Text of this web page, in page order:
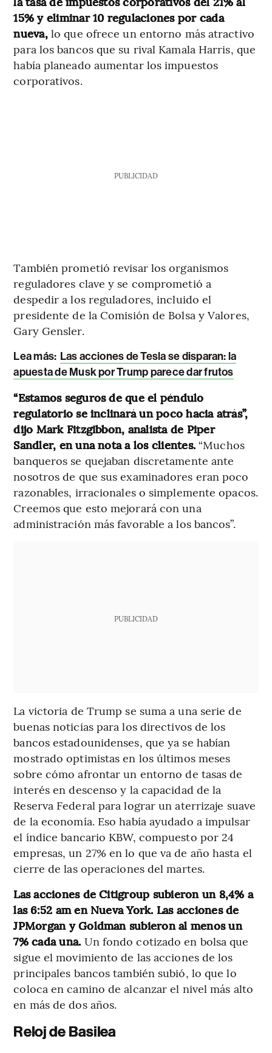
15% y eliminar 10 regulaciones por cada
nueva,lo que ofrece un entorno más atractivo
para los bancos que su rival Kamala Harris, que
había planeado aumentar los impuestos
corporativos.
PUBLICIDAD
También prometió revisar los organismos
reguladores clave y se comprometió a
despedir a los reguladores, incluido el
presidente de la Comisión de Bolsa y Valores,
Gary Gensler.
Lea más: Las acciones de Tesla se disparan: la
apuesta de Musk por Trump parece dar frutos
“Estamos seguros de que el péndulo
regulatorio se inclinará un poco hacia atrás”,
dijo Mark Fitzgibbon, analista de Piper
Sandler, en una nota a los clientes. “Muchos
banqueros se quejaban discretamente ante
nosotros de que sus examinadores eran poco
razonables, irracionales o simplemente opacos.
Creemos que esto mejorará con una
administración más favorable a los bancos”.
PUBLICIDAD
La victoria de Trump se suma a una serie de
buenas noticias para los directivos de los
bancos estadounidenses, que ya se habían
mostrado optimistas en los últimos meses
sobre cómo afrontar un entorno de tasas de
interés en descenso y la capacidad de la
Reserva Federal para lograr un aterrizaje suave
de la economía. Eso había ayudado a impulsar
el índice bancario KBW, compuesto por 24
empresas, un 27% en lo que va de año hasta el
cierre de las operaciones del martes.
Las acciones de Citigroup subieron un 8,4% a
las 6:52 am en Nueva York. Las acciones de
JPMorgan y Goldman subieron al menos un
7% cada una. Un fondo cotizado en bolsa que
sigue el movimiento de las acciones de los
principales bancos también subió, lo que lo
coloca en camino de alcanzar el nivel más alto
en más de dos años.
Reloj de Basilea